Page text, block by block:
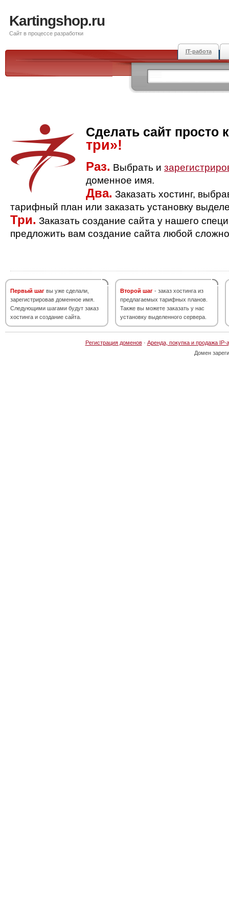
Kartingshop.ru
Сайт в процессе разработки
IT-работа
Сделать сайт просто
три»!
Раз. Выбрать и
доменное имя.
Два. Заказать хостинг,
тарифный план или заказать установку
Три. Заказать создание сайта у нашего
предложить вам создание сайта любой
Первый шаг вы уже сделали,
зарегистрировав доменное имя.
Следующими шагами будут заказ
хостинга и создание сайта.
Второй шаг - заказ хостинга из
предлагаемых тарифных планов.
Также вы можете заказать у нас
установку выделенного сервера.
Регистрация доменов· Аренда, покупка и продажа IP-
Домен